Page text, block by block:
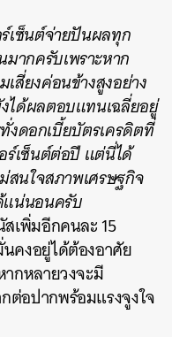
เซ็นต์จ่ายปันผลทุก
ากครับเพราะหาก
สี่ยงค่อนข้างสูงอย่าง
ได้ผลตอบแทนเฉลี่ยอยู่
งดอกเบี้ยบัตรเครดิตที่
ร์เซ็นต์ต่อปี แต่นี่ได้
สนใจสภาพเศรษฐกิจ
แน่นอนครับ
สเพิ่มอีกคนละ 15
คงอยู่ได้ต้องอาศัย
กหลายวงจะมี
ต่อปากพร้อมแรงจูงใจ